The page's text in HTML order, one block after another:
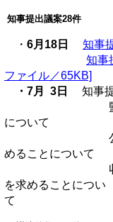
知事提出議案28件
・ 6月18日 知事
知事
ファイル／65KB]
・7月 3日 知事
監査委員の
について
公安委員会
めることについて
収用委員会
を求めることについ